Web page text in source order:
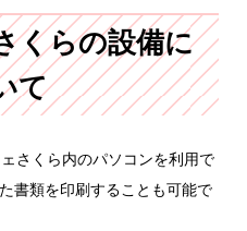
くらの設備に
て
さくら内のパソコンを利用で
書類を印刷することも可能で